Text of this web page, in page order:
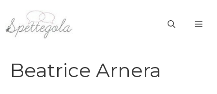
contenuto
Beatrice Arnera